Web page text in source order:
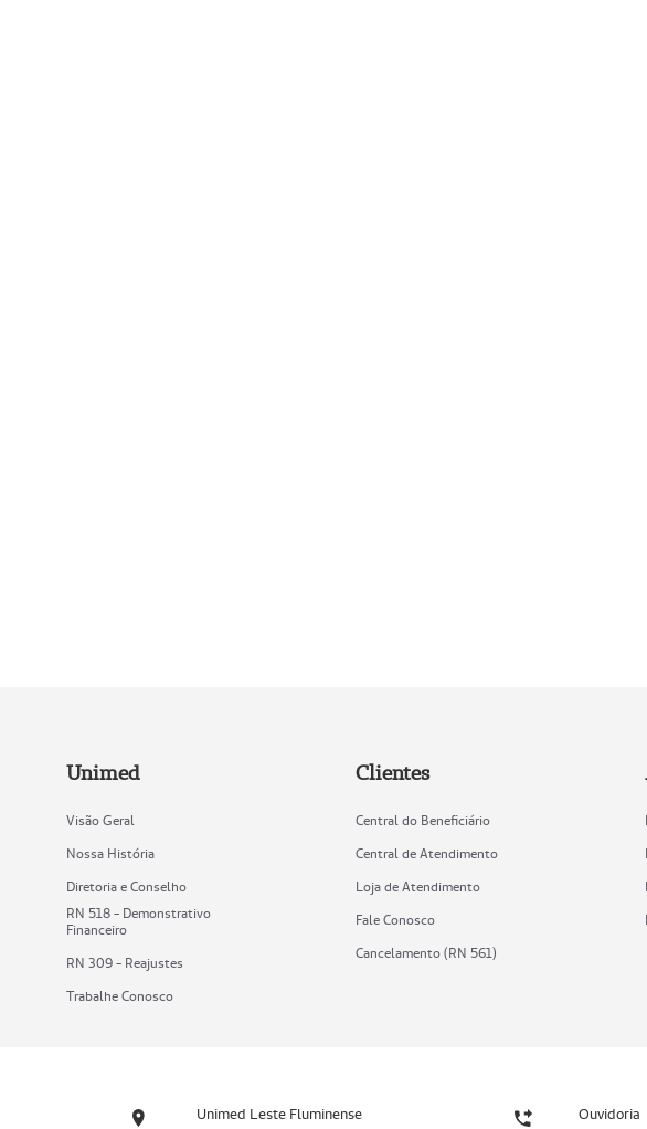
Unimed
Visão Geral
Nossa História
Diretoria e Conselho
RN 518 - Demonstrativo
Financeiro
RN 309 - Reajustes
Trabalhe Conosco
Clientes
Central do Beneficiário
Central de Atendimento
Loja de Atendimento
Fale Conosco
Cancelamento (RN 561)
Unimed Leste Fluminense Ouvidoria